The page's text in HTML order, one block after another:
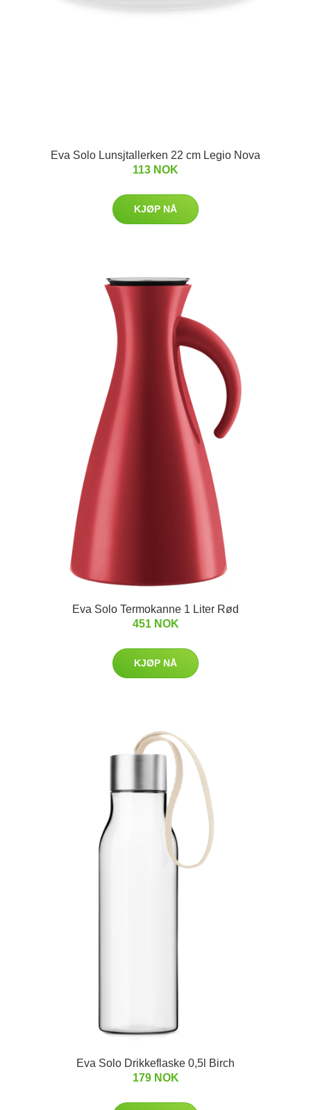
Eva Solo Lunsjtallerken 22 cm Legio Nova
113 NOK
KJØP NÅ
Eva Solo Termokanne 1 Liter Rød
451 NOK
KJØP NÅ
Eva Solo Drikkeflaske 0,5l Birch
179 NOK